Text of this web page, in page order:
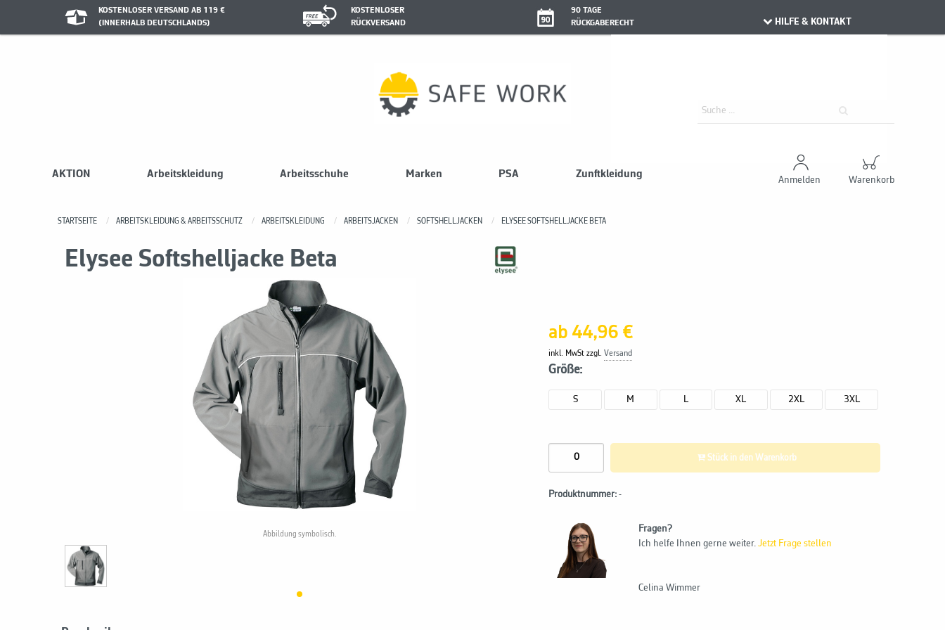
KOSTENLOSER VERSAND AB 119 €
(INNERHALB DEUTSCHLANDS)
KOSTENLOSER
RÜCKVERSAND
90 TAGE
RÜCKGABERECHT
HILFE & KONTAKT
AKTION Arbeitskleidung Arbeitsschuhe Marken PSA Zunftkleidung
Anmelden Warenkorb
STARTSEITE ARBEITSKLEIDUNG & ARBEITSSCHUTZ ARBEITSKLEIDUNG ARBEITSJACKEN SOFTSHELLJACKEN ELYSEE SOFTSHELLJACKE BETA
Elysee Softshelljacke Beta
Abbildung symbolisch.
ab 44,96 €
inkl. MwSt zzgl.Versand
Größe:
S M L XL 2XL 3XL
Stück in den Warenkorb
Produktnummer: -
Fragen?
Ich helfe Ihnen gerne weiter.Jetzt Frage stellen
Celina Wimmer